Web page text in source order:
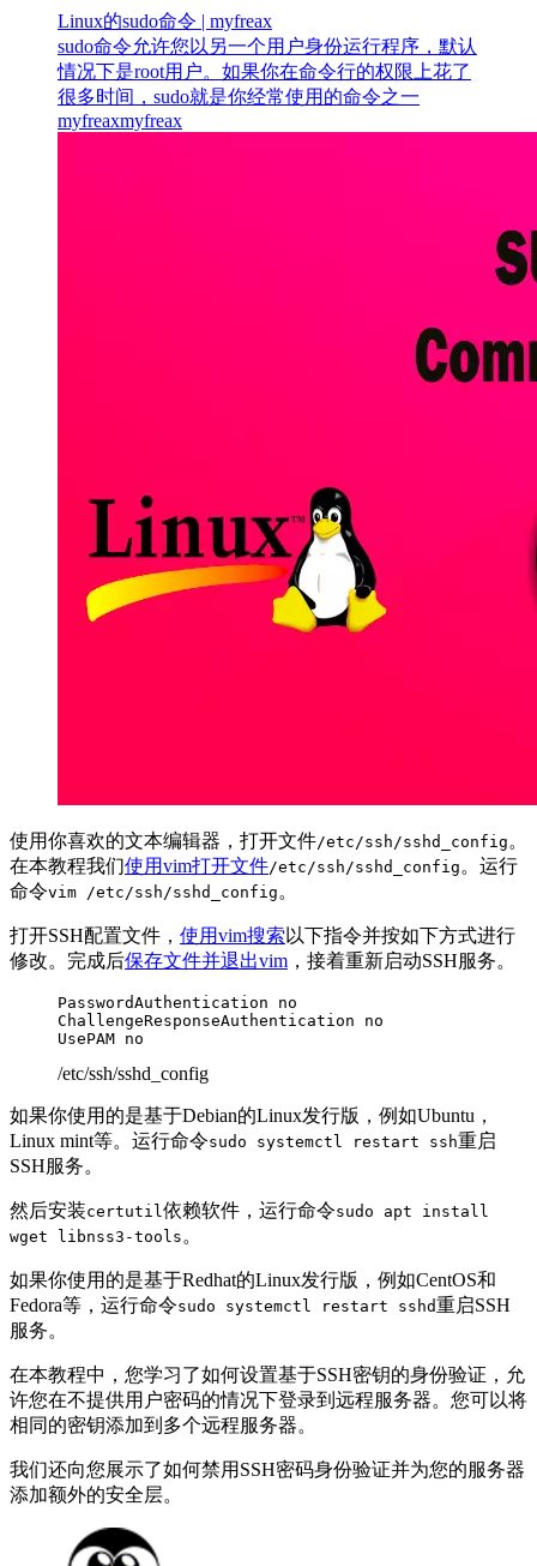
Linux的sudo命令 | myfreax
sudo命令允许您以另一个用户身份运行程序，默认
情况下是root用户。如果你在命令行的权限上花了
很多时间，sudo就是你经常使用的命令之一
myfreaxmyfreax
使用你喜欢的文本编辑器，打开文件/etc/ssh/sshd_config。
在本教程我们使用vim打开文件/etc/ssh/sshd_config。运行
命令vim /etc/ssh/sshd_config。
打开SSH配置文件， 使用vim搜索以下指令并按如下方式进行
修改。完成后保存文件并退出vim ，接着重新启动SSH服务。
PasswordAuthentication no
ChallengeResponseAuthentication no
UsePAM no
/etc/ssh/sshd_config
如果你使用的是基于Debian的Linux发行版，例如Ubuntu，
Linux mint等。运行命令sudo systemctl restart ssh重启
SSH服务。
然后安装certutil依赖软件，运行命令sudo apt install
wget libnss3-tools。
如果你使用的是基于Redhat的Linux发行版，例如CentOS和
Fedora等，运行命令sudo systemctl restart sshd重启SSH
服务。
在本教程中，您学习了如何设置基于SSH密钥的身份验证，允
许您在不提供用户密码的情况下登录到远程服务器。您可以将
相同的密钥添加到多个远程服务器。
我们还向您展示了如何禁用SSH密码身份验证并为您的服务器
添加额外的安全层。